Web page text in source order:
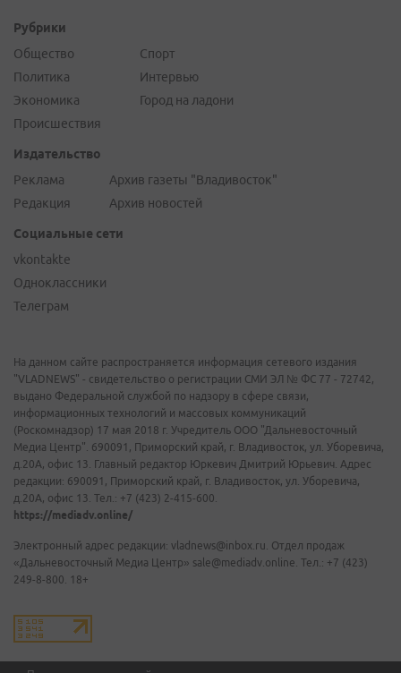
Рубрики
Общество
Политика
Экономика
Происшествия
Спорт
Интервью
Город на ладони
Издательство
Реклама
Редакция
Архив газеты "Владивосток"
Архив новостей
Социальные сети
vkontakte
Одноклассники
Телеграм
На данном сайте распространяется информация сетевого издания
"VLADNEWS" - свидетельство о регистрации СМИ ЭЛ № ФС 77 - 72742,
выдано Федеральной службой по надзору в сфере связи,
информационных технологий и массовых коммуникаций
(Роскомнадзор) 17 мая 2018 г. Учредитель ООО "Дальневосточный
Медиа Центр". 690091, Приморский край, г. Владивосток, ул. Уборевича,
д.20А, офис 13. Главный редактор Юркевич Дмитрий Юрьевич. Адрес
редакции: 690091, Приморский край, г. Владивосток, ул. Уборевича,
д.20А, офис 13. Тел.: +7 (423) 2-415-600.
https://mediadv.online/
Электронный адрес редакции: vladnews@inbox.ru. Отдел продаж
«Дальневосточный Медиа Центр» sale@mediadv.online. Тел.: +7 (423)
249-8-800. 18+